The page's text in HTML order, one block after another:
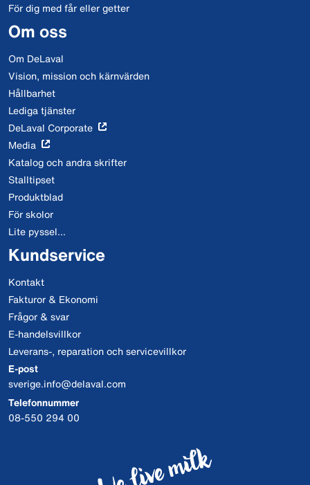
För dig med får eller getter
Om oss
Om DeLaval
Vision, mission och kärnvärden
Hållbarhet
Lediga tjänster
DeLaval Corporate
Media
Katalog och andra skrifter
Stalltipset
Produktblad
För skolor
Lite pyssel...
Kundservice
Kontakt
Fakturor & Ekonomi
Frågor & svar
E-handelsvillkor
Leverans-, reparation och servicevillkor
E-post
sverige.info@delaval.com
Telefonnummer
08-550 294 00